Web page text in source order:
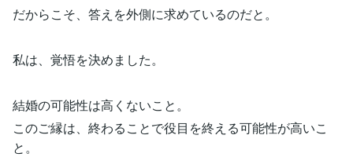
だからこそ、答えを外側に求めているのだと。
私は、覚悟を決めました。
結婚の可能性は高くないこと。
このご縁は、終わることで役目を終える可能性が高いこ
と。